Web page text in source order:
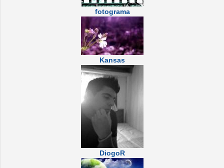
fotograma
Kansas
DiogoR